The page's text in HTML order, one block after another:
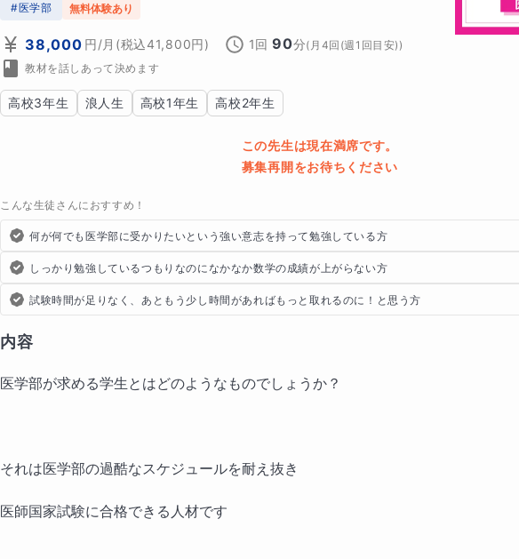
#医学部 無料体験あり
38,000 円/月 (税込41,800円) 1回 90分( 月4回(週1回目安) )
教材を話しあって決めます
高校3年生 浪人生 高校1年生 高校2年生
この先生は現在満席です。
募集再開をお待ちください
こんな生徒さんにおすすめ！
何が何でも医学部に受かりたいという強い意志を持って勉強している方
しっかり勉強しているつもりなのになかなか数学の成績が上がらない方
試験時間が足りなく、あともう少し時間があればもっと取れるのに！と思う方
内容
医学部が求める学生とはどのようなものでしょうか？
それは医学部の過酷なスケジュールを耐え抜き
医師国家試験に合格できる人材です